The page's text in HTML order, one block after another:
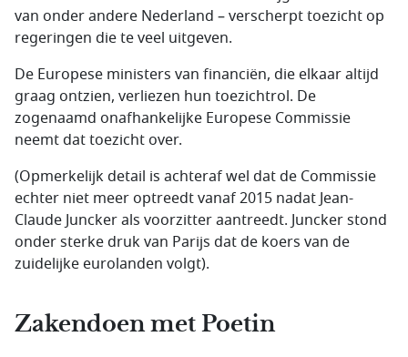
van onder andere Nederland – verscherpt toezicht op
regeringen die te veel uitgeven.
De Europese ministers van financiën, die elkaar altijd
graag ontzien, verliezen hun toezichtrol. De
zogenaamd onafhankelijke Europese Commissie
neemt dat toezicht over.
(Opmerkelijk detail is achteraf wel dat de Commissie
echter niet meer optreedt vanaf 2015 nadat Jean-
Claude Juncker als voorzitter aantreedt. Juncker stond
onder sterke druk van Parijs dat de koers van de
zuidelijke eurolanden volgt).
Zakendoen met Poetin